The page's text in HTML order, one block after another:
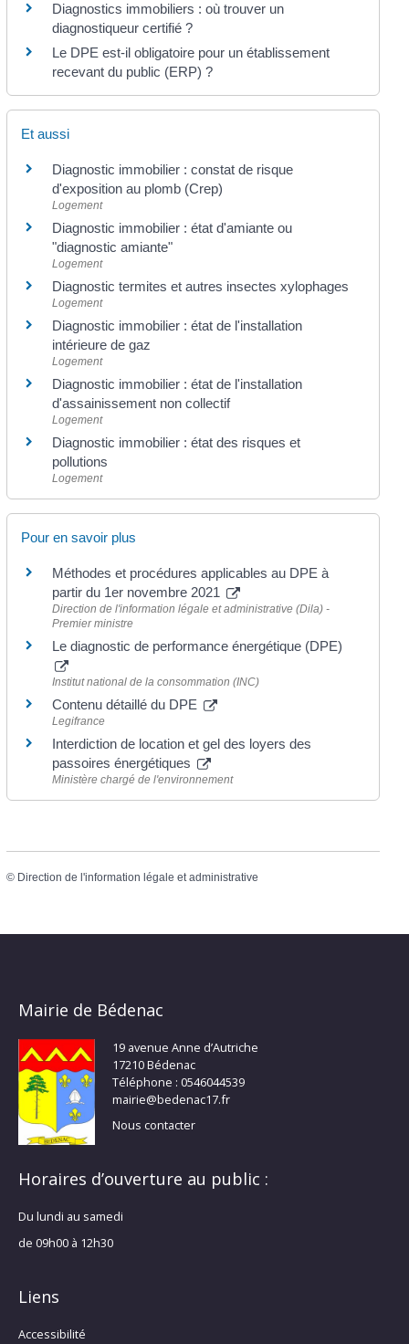
Diagnostics immobiliers : où trouver un
diagnostiqueur certifié ?
Le DPE est-il obligatoire pour un établissement
recevant du public (ERP) ?
Et aussi
Diagnostic immobilier : constat de risque
d'exposition au plomb (Crep)
Logement
Diagnostic immobilier : état d'amiante ou
"diagnostic amiante"
Logement
Diagnostic termites et autres insectes xylophages
Logement
Diagnostic immobilier : état de l'installation
intérieure de gaz
Logement
Diagnostic immobilier : état de l'installation
d'assainissement non collectif
Logement
Diagnostic immobilier : état des risques et
pollutions
Logement
Pour en savoir plus
Méthodes et procédures applicables au DPE à
partir du 1er novembre 2021
Direction de l'information légale et administrative (Dila) -
Premier ministre
Le diagnostic de performance énergétique (DPE)
Institut national de la consommation (INC)
Contenu détaillé du DPE
Legifrance
Interdiction de location et gel des loyers des
passoires énergétiques
Ministère chargé de l'environnement
© Direction de l'information légale et administrative
Mairie de Bédenac
19 avenue Anne d’Autriche
17210 Bédenac
Téléphone : 0546044539
mairie@bedenac17.fr
Nous contacter
Horaires d’ouverture au public :
Du lundi au samedi
de 09h00 à 12h30
Liens
Accessibilité